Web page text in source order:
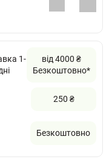
1-
від 4000 ₴
Безкоштовно*
250 ₴
Безкоштовно